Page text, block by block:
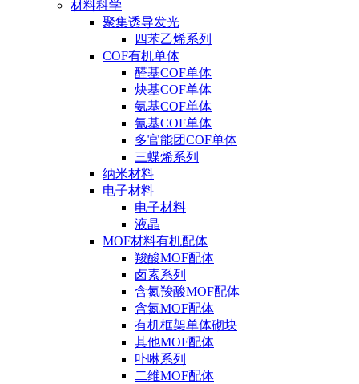
材料科学
聚集诱导发光
四苯乙烯系列
COF有机单体
醛基COF单体
炔基COF单体
氨基COF单体
氰基COF单体
多官能团COF单体
三蝶烯系列
纳米材料
电子材料
电子材料
液晶
MOF材料有机配体
羧酸MOF配体
卤素系列
含氮羧酸MOF配体
含氮MOF配体
有机框架单体砌块
其他MOF配体
卟啉系列
二维MOF配体